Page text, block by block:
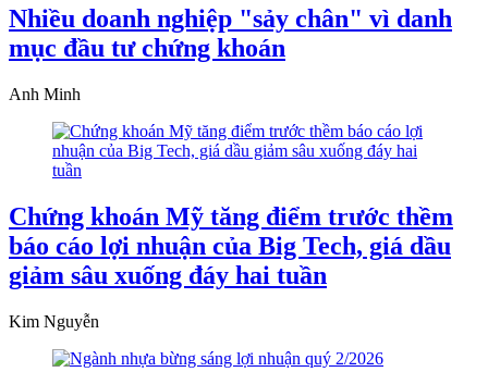
Nhiều doanh nghiệp "sảy chân" vì danh
mục đầu tư chứng khoán
Anh Minh
Chứng khoán Mỹ tăng điểm trước thềm
báo cáo lợi nhuận của Big Tech, giá dầu
giảm sâu xuống đáy hai tuần
Kim Nguyễn